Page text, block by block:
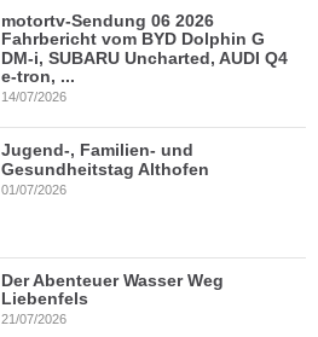
motortv-Sendung 06 2026
Fahrbericht vom BYD Dolphin G
DM-i, SUBARU Uncharted, AUDI Q4
e-tron, ...
14/07/2026
Jugend-, Familien- und
Gesundheitstag Althofen
01/07/2026
Der Abenteuer Wasser Weg
Liebenfels
21/07/2026